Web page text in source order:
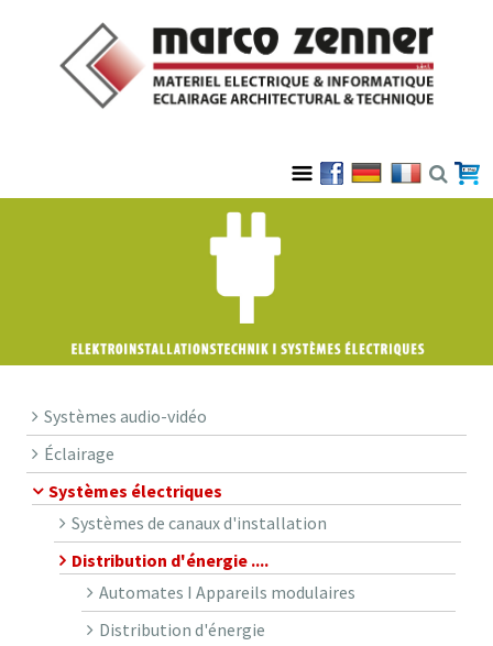
Systèmes audio-vidéo
Éclairage
Systèmes électriques
Systèmes de canaux d'installation
Distribution d'énergie ....
Automates I Appareils modulaires
Distribution d'énergie